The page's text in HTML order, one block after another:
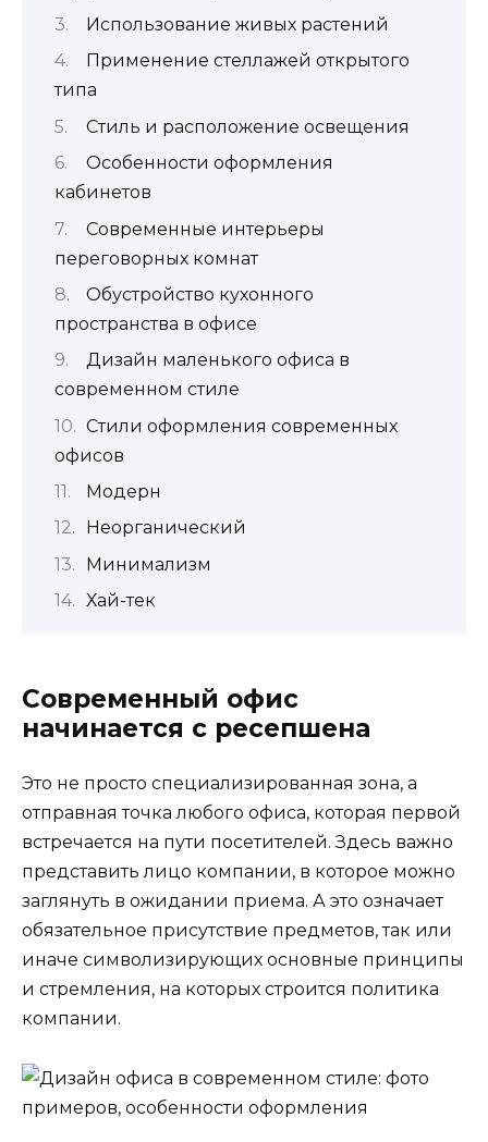
Использование живых растений
Применение стеллажей открытого
типа
Стиль и расположение освещения
Особенности оформления
кабинетов
Современные интерьеры
переговорных комнат
Обустройство кухонного
пространства в офисе
Дизайн маленького офиса в
современном стиле
Стили оформления современных
офисов
Модерн
Неорганический
Минимализм
Хай-тек
Современный офис
начинается с ресепшена
Это не просто специализированная зона, а
отправная точка любого офиса, которая первой
встречается на пути посетителей. Здесь важно
представить лицо компании, в которое можно
заглянуть в ожидании приема. А это означает
обязательное присутствие предметов, так или
иначе символизирующих основные принципы
и стремления, на которых строится политика
компании.